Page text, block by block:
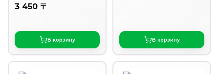
3 450 〒
В корзину В корзину